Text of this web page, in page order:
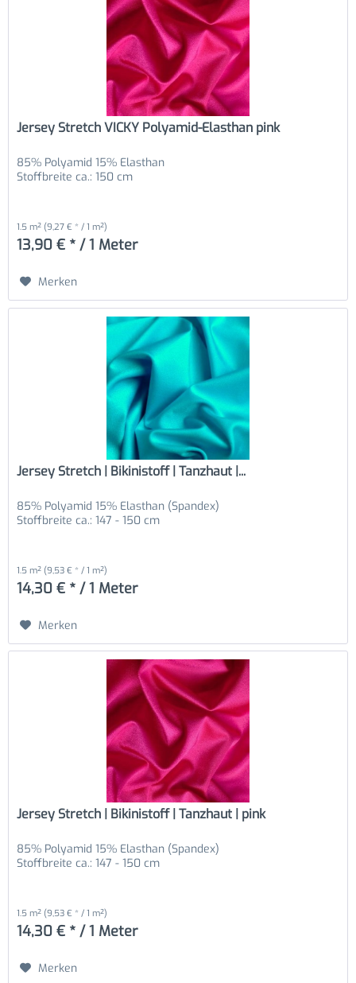
Jersey Stretch VICKY Polyamid-Elasthan pink
85% Polyamid 15% Elasthan
Stoffbreite ca.: 150 cm
1.5 m² (9,27 € * / 1 m²)
13,90 € * / 1 Meter
Merken
Jersey Stretch | Bikinistoff | Tanzhaut |...
85% Polyamid 15% Elasthan (Spandex)
Stoffbreite ca.: 147 - 150 cm
1.5 m² (9,53 € * / 1 m²)
14,30 € * / 1 Meter
Merken
Jersey Stretch | Bikinistoff | Tanzhaut | pink
85% Polyamid 15% Elasthan (Spandex)
Stoffbreite ca.: 147 - 150 cm
1.5 m² (9,53 € * / 1 m²)
14,30 € * / 1 Meter
Merken